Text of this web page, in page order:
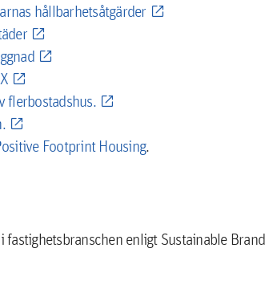
hållbarhetsåtgärder
flerbostadshus.
Footprint Housing.
i fastighetsbranschen enligt Sustainable Brand